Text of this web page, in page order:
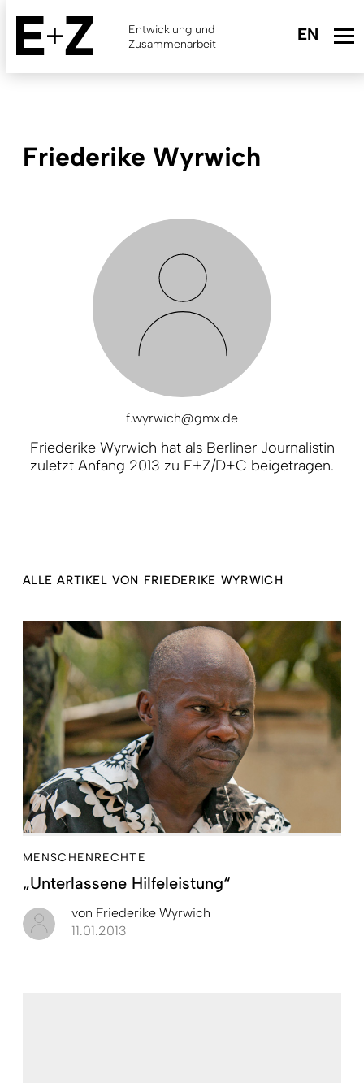
Skip
main
content
Entwicklung und
Zusammenarbeit
Friederike Wyrwich
f.wyrwich@gmx.de
Friederike Wyrwich hat als Berliner Journalistin
zuletzt Anfang 2013 zu E+Z/D+C beigetragen.
ALLE ARTIKEL VON FRIEDERIKE WYRWICH
MENSCHENRECHTE
„Unterlassene Hilfeleistung“
von Friederike Wyrwich
11.01.2013